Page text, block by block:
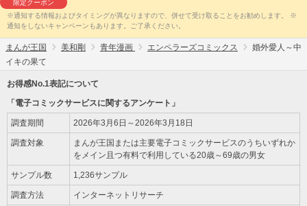
限定クーポン
※通知する情報およびタイミングが異なりますので、併せて受け取ることをお勧めします。 ※
通知をしないキャンペーンもあります。ご了承ください。
まんが王国 美和剛 青年漫画 エンペラーズコミックス
婚外愛人～中
イキの果て
お得感No.1表記について
「電子コミックサービスに関するアンケート」
調査期間 2026年3月6日～2026年3月18日
調査対象
まんが王国または主要電子コミックサービスのうちいずれか
をメイン且つ有料で利用している20歳～69歳の男女
サンプル数 1,236サンプル
調査方法 インターネットリサーチ